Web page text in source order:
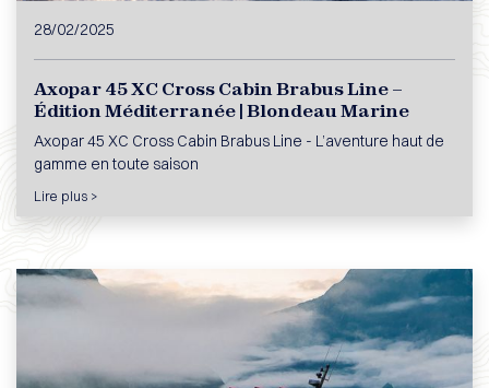
28/02/2025
Axopar 45 XC Cross Cabin Brabus Line –
Édition Méditerranée | Blondeau Marine
Axopar 45 XC Cross Cabin Brabus Line - L’aventure haut de
gamme en toute saison
Lire plus >